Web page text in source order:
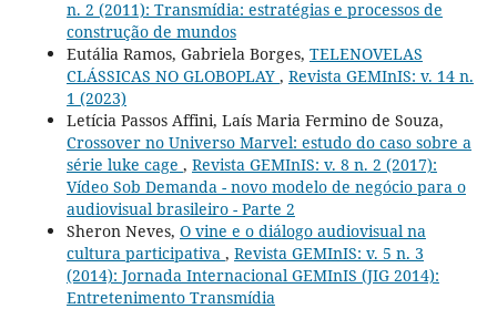
n. 2 (2011): Transmídia: estratégias e processos de
construção de mundos
Eutália Ramos, Gabriela Borges, TELENOVELAS
CLÁSSICAS NO GLOBOPLAY , Revista GEMInIS: v. 14 n.
1 (2023)
Letícia Passos Affini, Laís Maria Fermino de Souza,
Crossover no Universo Marvel: estudo do caso sobre a
série luke cage , Revista GEMInIS: v. 8 n. 2 (2017):
Vídeo Sob Demanda - novo modelo de negócio para o
audiovisual brasileiro - Parte 2
Sheron Neves, O vine e o diálogo audiovisual na
cultura participativa , Revista GEMInIS: v. 5 n. 3
(2014): Jornada Internacional GEMInIS (JIG 2014):
Entretenimento Transmídia